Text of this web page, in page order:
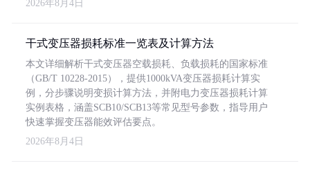
2026年8月4日
干式变压器损耗标准一览表及计算方法
本文详细解析干式变压器空载损耗、负载损耗的国家标准
（GB/T 10228-2015），提供1000kVA变压器损耗计算实
例，分步骤说明变损计算方法，并附电力变压器损耗计算
实例表格，涵盖SCB10/SCB13等常见型号参数，指导用户
快速掌握变压器能效评估要点。
2026年8月4日